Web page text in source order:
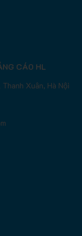
CÁO HL
Xuân, Hà Nội